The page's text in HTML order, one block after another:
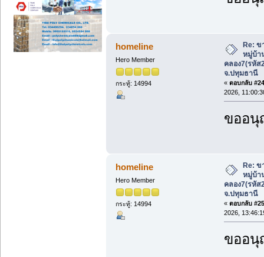
homeline
Hero Member
กระทู้: 14994
Re: ข
หมู่บ้า
คลอง7(รหัส
จ.ปทุมธานี
« ตอบกลับ
2026,
ขออนุ
homeline
Hero Member
กระทู้: 14994
Re: ข
หมู่บ้า
คลอง7(รหัส
จ.ปทุมธานี
« ตอบกลับ
2026,
ขออนุ